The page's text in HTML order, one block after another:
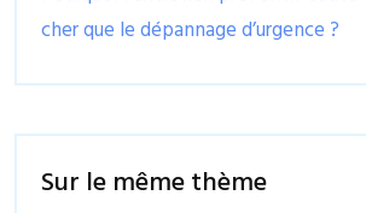
cher que le dépannage d’urgence ?
Sur le même thème